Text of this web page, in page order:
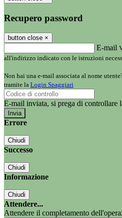
Recupero password
button close ×
E-mail
all'indirizzo indicato con le istruzioni
Non hai una e-mail associata al nome
tramite la Login Spaggiari
E-mail inviata, si prega di controllare
Errore
Chiudi
Successo
Chiudi
Informazione
Chiudi
Attendere...
Attendere il completamento